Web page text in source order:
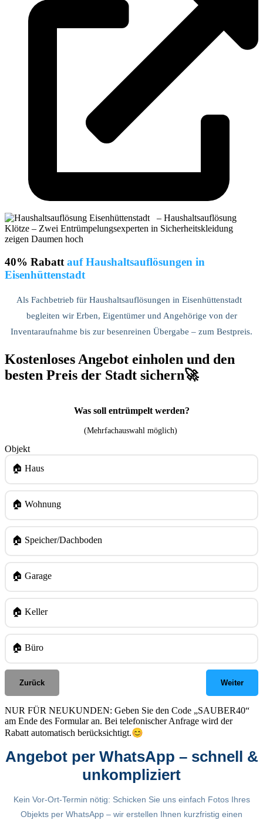
40% Rabatt auf Haushaltsauflösungen in
Eisenhüttenstadt
Als Fachbetrieb für Haushaltsauflösungen in Eisenhüttenstadt
begleiten wir Erben, Eigentümer und Angehörige von der
Inventaraufnahme bis zur besenreinen Übergabe – zum Bestpreis.
Kostenloses Angebot einholen und den
besten Preis der Stadt sichern🚀
Was soll entrümpelt werden?
(Mehrfachauswahl möglich)
Objekt
🏠 Haus
🏠 Wohnung
🏠 Speicher/Dachboden
🏠 Garage
🏠 Keller
🏠 Büro
Zurück Weiter
NUR FÜR NEUKUNDEN: Geben Sie den Code „SAUBER40“
am Ende des Formular an. Bei telefonischer Anfrage wird der
Rabatt automatisch berücksichtigt.😊
Angebot per WhatsApp – schnell &
unkompliziert
Kein Vor-Ort-Termin nötig: Schicken Sie uns einfach Fotos Ihres
Objekts per WhatsApp – wir erstellen Ihnen kurzfristig einen